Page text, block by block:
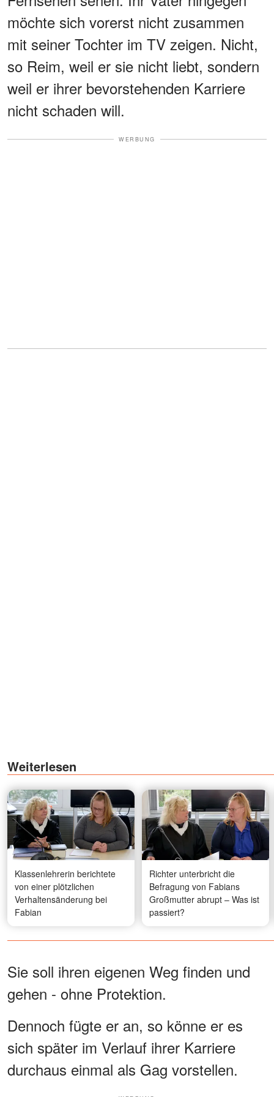
möchte sich vorerst nicht zusammen
mit seiner Tochter im TV zeigen. Nicht,
so Reim, weil er sie nicht liebt, sondern
weil er ihrer bevorstehenden Karriere
nicht schaden will.
WERBUNG
Weiterlesen
Klassenlehrerin berichtete
von einer plötzlichen
Verhaltensänderung bei
Fabian
Richter unterbricht die
Befragung von Fabians
Großmutter abrupt – Was ist
passiert?
Sie soll ihren eigenen Weg finden und
gehen - ohne Protektion.
Dennoch fügte er an, so könne er es
sich später im Verlauf ihrer Karriere
durchaus einmal als Gag vorstellen.